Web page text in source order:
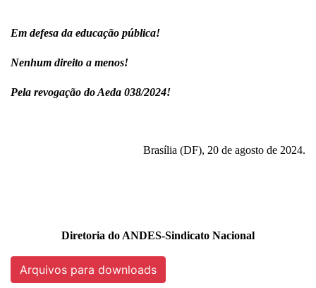
Em defesa da educação pública!
Nenhum direito a menos!
Pela revogação do Aeda 038/2024!
Brasília (DF), 20 de agosto de 2024.
Diretoria do ANDES-Sindicato Nacional
Arquivos para downloads